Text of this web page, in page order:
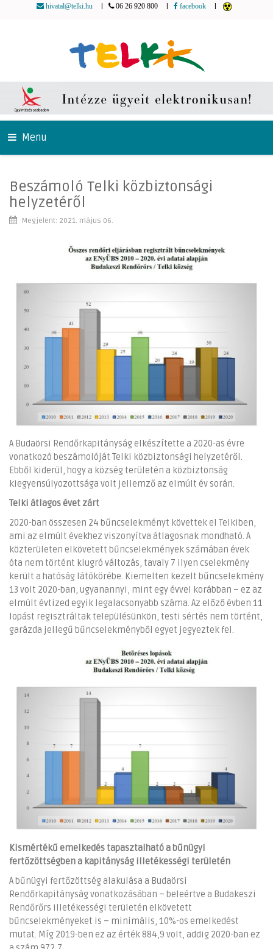
hivatal@telki.hu 06 26 920 800 facebook
Menu
Beszámoló Telki közbiztonsági
helyzetéről
Megjelent: 2021. május 06.
A Budaörsi Rendőrkapitányság elkészítette a 2020-as évre
vonatkozó beszámolóját Telki közbiztonsági helyzetéről.
Ebből kiderül, hogy a község területén a közbiztonság
kiegyensúlyozottsága volt jellemző az elmúlt év során.
Telki átlagos évet zárt
2020-ban összesen 24 bűncselekményt követtek el Telkiben,
ami az elmúlt évekhez viszonyítva átlagosnak mondható. A
közterületen elkövetett bűncselekmények számában évek
óta nem történt kiugró változás, tavaly 7 ilyen cselekmény
került a hatóság látókörébe. Kiemelten kezelt bűncselekmény
13 volt 2020-ban, ugyanannyi, mint egy évvel korábban – ez az
elmúlt évtized egyik legalacsonyabb száma. Az előző évben 11
lopást regisztráltak településünkön, testi sértés nem történt,
garázda jellegű bűncselekményből egyet jegyeztek fel.
Kismértékű emelkedés tapasztalható a bűnügyi
fertőzöttségben a kapitányság illetékességi területén
A bűnügyi fertőzöttség alakulása a Budaörsi
Rendőrkapitányság vonatkozásában – beleértve a Budakeszi
Rendőrőrs illetékességi területén elkövetett
bűncselekményeket is – minimális, 10%-os emelkedést
mutat. Míg 2019-ben ez az érték 884,9 volt, addig 2020-ban ez